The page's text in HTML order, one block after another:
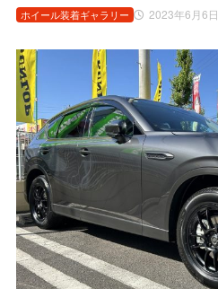
2023年6月6日
ホイール装着ギャラリー